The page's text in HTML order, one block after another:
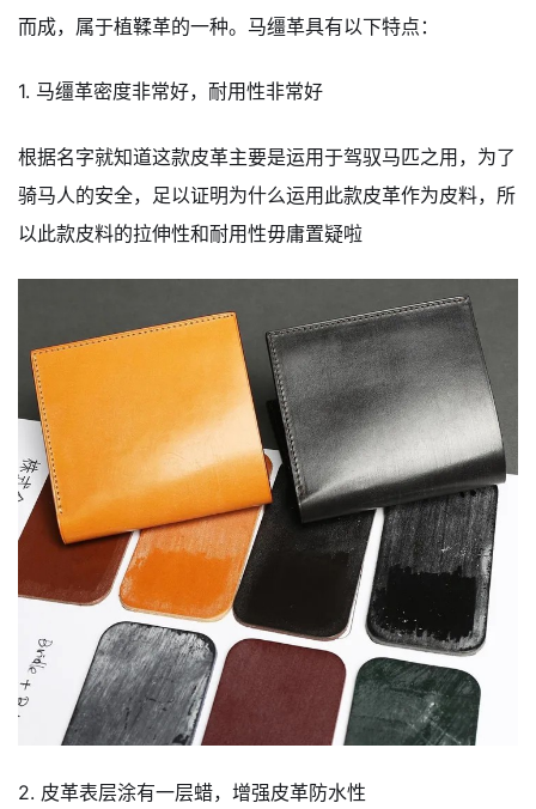
而成，属于植鞣革的一种。马缰革具有以下特点：
1. 马缰革密度非常好，耐用性非常好
根据名字就知道这款皮革主要是运用于驾驭马匹之用，为了
骑马人的安全，足以证明为什么运用此款皮革作为皮料，所
以此款皮料的拉伸性和耐用性毋庸置疑啦
2. 皮革表层涂有一层蜡，增强皮革防水性